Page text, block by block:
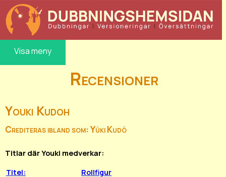
Visa meny
Recensioner
Youki Kudoh
Crediteras ibland som: Yûki Kudô
Titlar där Youki medverkar:
Titel:
Rollfigur